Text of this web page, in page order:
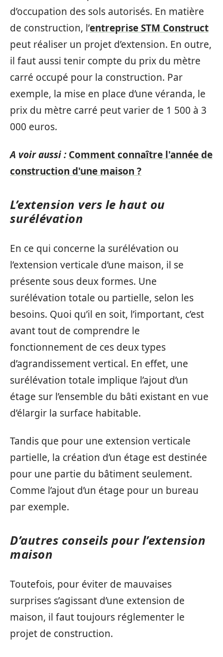
d’occupation des sols autorisés. En matière
de construction, l’entreprise STM Construct
peut réaliser un projet d’extension. En outre,
il faut aussi tenir compte du prix du mètre
carré occupé pour la construction. Par
exemple, la mise en place d’une véranda, le
prix du mètre carré peut varier de 1 500 à 3
000 euros.
A voir aussi : Comment connaître l'année de
construction d'une maison ?
L’extension vers le haut ou
surélévation
En ce qui concerne la surélévation ou
l’extension verticale d’une maison, il se
présente sous deux formes. Une
surélévation totale ou partielle, selon les
besoins. Quoi qu’il en soit, l’important, c’est
avant tout de comprendre le
fonctionnement de ces deux types
d’agrandissement vertical. En effet, une
surélévation totale implique l’ajout d’un
étage sur l’ensemble du bâti existant en vue
d’élargir la surface habitable.
Tandis que pour une extension verticale
partielle, la création d’un étage est destinée
pour une partie du bâtiment seulement.
Comme l’ajout d’un étage pour un bureau
par exemple.
D’autres conseils pour l’extension
maison
Toutefois, pour éviter de mauvaises
surprises s’agissant d’une extension de
maison, il faut toujours réglementer le
projet de construction.